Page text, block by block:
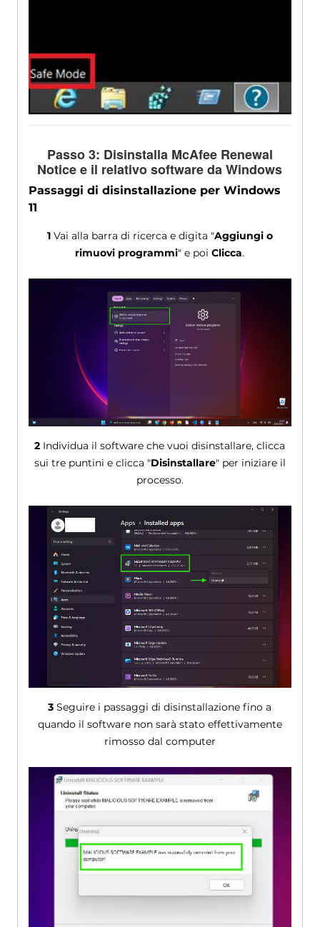
Passo 3: Disinstalla McAfee Renewal
Notice e il relativo software da Windows
Passaggi di disinstallazione per Windows
11
1Vai alla barra di ricerca e digita "Aggiungi o
rimuovi programmi" e poiClicca.
2 Individua il software che vuoi disinstallare, clicca
sui tre puntini e clicca "Disinstallare" per iniziare il
processo.
3 Seguire i passaggi di disinstallazione fino a
quando il software non sarà stato effettivamente
rimosso dal computer